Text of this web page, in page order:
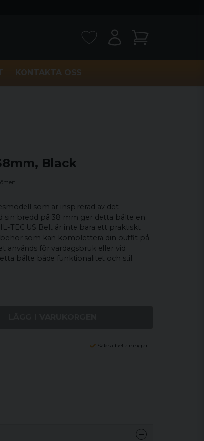
KONTAKTA OSS
Black
som är inspirerad av det
sin bredd på 38 mm ger detta bälte en
TEC US Belt är inte bara ett praktiskt
som kan komplettera din outfit på
används för vardagsbruk eller vid
bälte både funktionalitet och stil.
Säkra betalningar